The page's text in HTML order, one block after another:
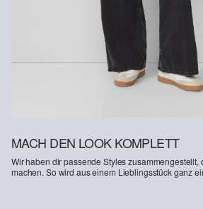
MACH DEN LOOK KOMPLETT
Wir haben dir passende Styles
machen. So wird aus einem Lieblingsstück ganz